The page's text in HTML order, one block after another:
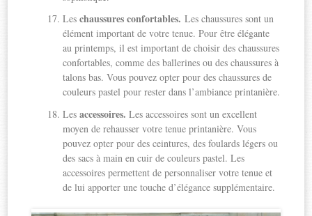
Leschaussures confortables. Les chaussures sont un
élément important de votre tenue. Pour être élégante
au printemps, il est important de choisir des chaussures
confortables, comme des ballerines ou des chaussures à
talons bas. Vous pouvez opter pour des chaussures de
couleurs pastel pour rester dans l’ambiance printanière.
Lesaccessoires. Les accessoires sont un excellent
moyen de rehausser votre tenue printanière. Vous
pouvez opter pour des ceintures, des foulards légers ou
des sacs à main en cuir de couleurs pastel. Les
accessoires permettent de personnaliser votre tenue et
de lui apporter une touche d’élégance supplémentaire.